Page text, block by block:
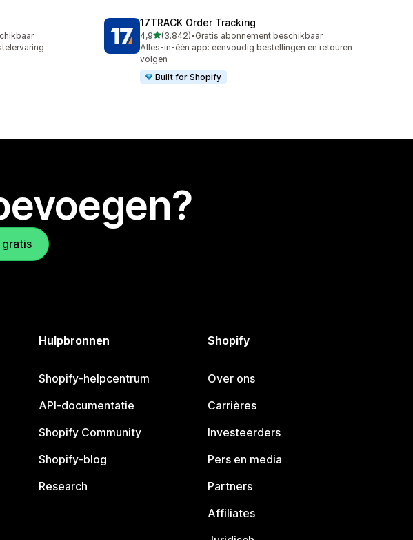
17TRACK Order Tracking
4,9van 5 sterren
(3.842)
3842 recensies in totaal
•Gratis abonnement beschikbaar
Alles-in-één app: eenvoudig bestellingen en retouren
volgen
Built for Shopify
Hulpbronnen
Shopify-helpcentrum
API-documentatie
Shopify Community
Shopify-blog
Research
Shopify
Over ons
Carrières
Investeerders
Pers en media
Partners
Affiliates